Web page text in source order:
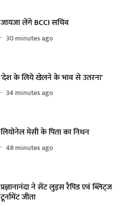
जायजा लेंगे BCCI सचिव
30 minutes ago
'देश के लिये खेलने के भाव से उतरना'
34 minutes ago
लियोनेल मेसी के पिता का निधन
48 minutes ago
प्रज्ञानानंदा ने सेंट लुइस रैपिड एवं ब्लिट्ज
टूर्नामेंट जीता